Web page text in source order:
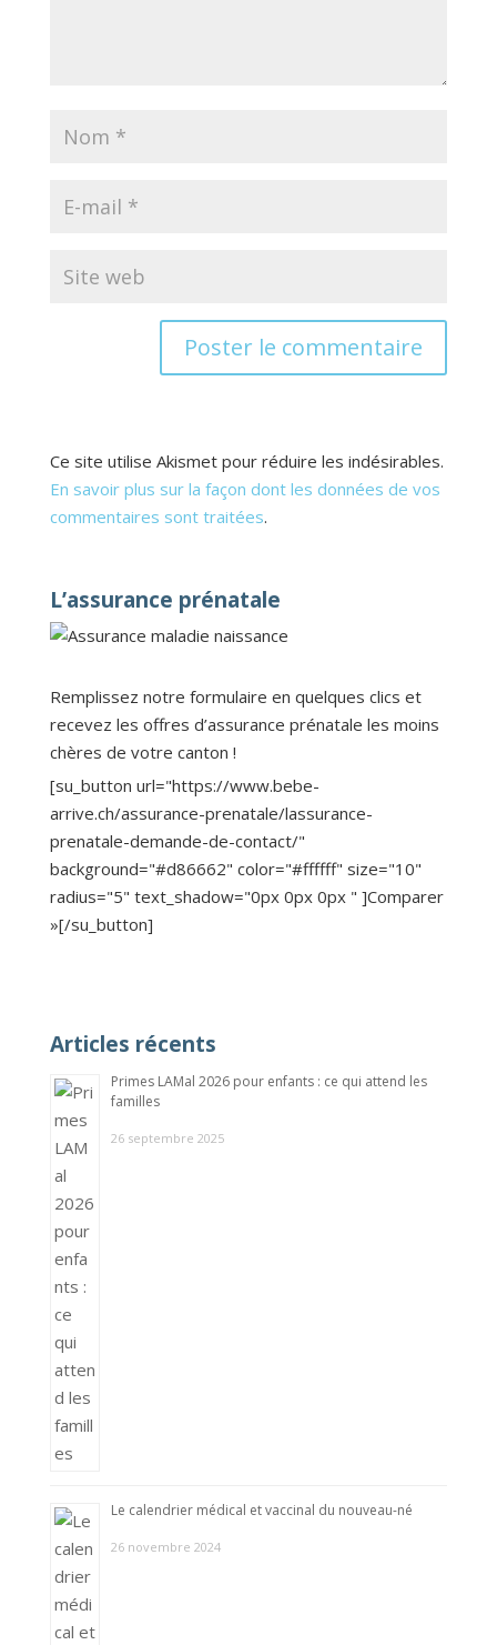
Ce site utilise Akismet pour réduire les indésirables.
En savoir plus sur la façon dont les données de vos
commentaires sont traitées.
L’assurance prénatale
Remplissez notre formulaire en quelques clics et
recevez les offres d’assurance prénatale les moins
chères de votre canton !
[su_button url="https://www.bebe-
arrive.ch/assurance-prenatale/lassurance-
prenatale-demande-de-contact/"
background="#d86662" color="#ffffff" size="10"
radius="5" text_shadow="0px 0px 0px " ]Comparer
»[/su_button]
Articles récents
Primes LAMal 2026 pour enfants : ce qui attend les
familles
26 septembre 2025
Le calendrier médical et vaccinal du nouveau-né
26 novembre 2024